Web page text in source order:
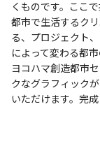
くものです。ここ
都市で生活するク
る、プロジェクト
によって変わる都
ヨコハマ創造都市
クなグラフィック
いただけます。完成